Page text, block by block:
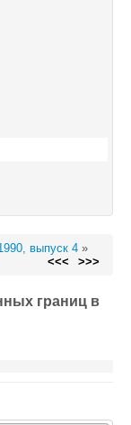
выпуск 4 »
<<< >>>
границ в